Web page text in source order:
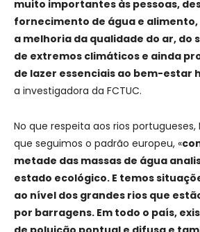
muito importantes às pessoas,
fornecimento de água e
a melhoria da qualidade do ar, do
de extremos climáticos e ainda
de lazer essenciais ao bem-estar
a investigadora da FCTUC.
No que respeita aos rios portugueses,
que seguimos o padrão europeu, «
metade das massas de água
estado ecológico. E temos
ao nível dos grandes rios que
por barragens. Em todo o país,